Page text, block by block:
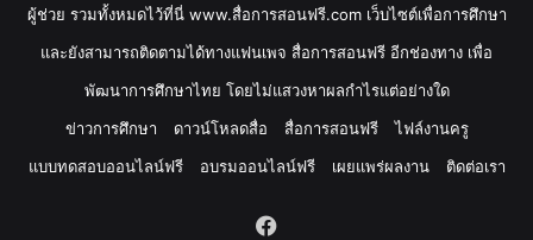
ผู้ช่วย รวมทั้งหมดไว้ที่นี่ www.สื่อการสอนฟรี.com เว็บไซต์เพื่อการศึกษา
และยังสามารถติดตามได้ทางแฟนเพจ สื่อการสอนฟรี อีกช่องทาง เพื่อ
พัฒนาการศึกษาไทย โดยไม่แสวงหาผลกำไรแต่อย่างใด
ข่าวการศึกษา
ดาวน์โหลดสื่อ สื่อการสอนฟรี
ไฟล์งานครู
แบบทดสอบออนไลน์ฟรี
อบรมออนไลน์ฟรี เผยแพร่ผลงาน ติดต่อเรา
Facebook